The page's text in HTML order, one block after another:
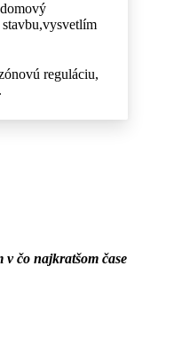
reguláciu,
v čo najkratšom čase